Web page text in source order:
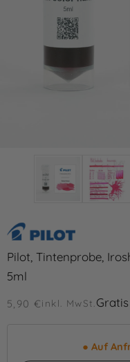
Pilot, Tintenprobe,
5ml
5,90 €inkl. MwSt.
● Auf